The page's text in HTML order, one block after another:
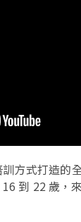
方式打造
到 22 歲